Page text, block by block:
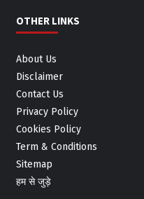
OTHER LINKS
About Us
Disclaimer
Contact Us
Privacy Policy
Cookies Policy
Term & Conditions
Sitemap
हम से जुड़े